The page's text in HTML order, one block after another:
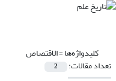
کلیدواژه‌ها =الاقتصاص
تعداد مقالات: 2